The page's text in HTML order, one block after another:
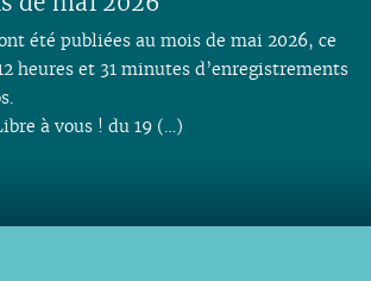
été publiées au mois de mai 2026, ce
heures et 31 minutes d’enregistrements
à vous ! du 19 (…)